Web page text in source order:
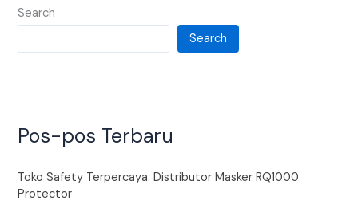
Search
Search
Pos-pos Terbaru
Toko Safety Terpercaya: Distributor Masker RQ1000
Protector